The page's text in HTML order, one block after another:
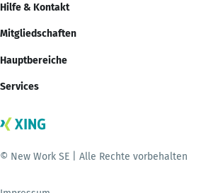
Hilfe & Kontakt
Mitgliedschaften
Hauptbereiche
Services
© New Work SE | Alle Rechte vorbehalten